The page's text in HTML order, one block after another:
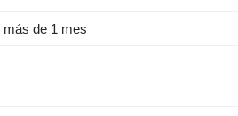
más de 1 mes